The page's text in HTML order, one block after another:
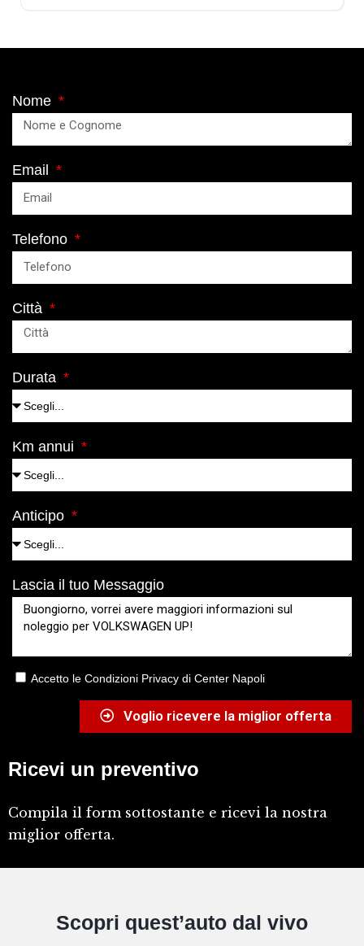
Nome
Email
Telefono
Città
Durata
Km annui
Anticipo
Lascia il tuo Messaggio
Accetto le Condizioni Privacy di Center Napoli
Voglio ricevere la miglior offerta
Ricevi un preventivo
Compila il form sottostante e ricevi la nostra
miglior offerta.
Scopri quest’auto dal vivo